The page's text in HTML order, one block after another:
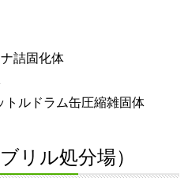
詰固化体
トルドラム缶圧縮雑固体
リル処分場）